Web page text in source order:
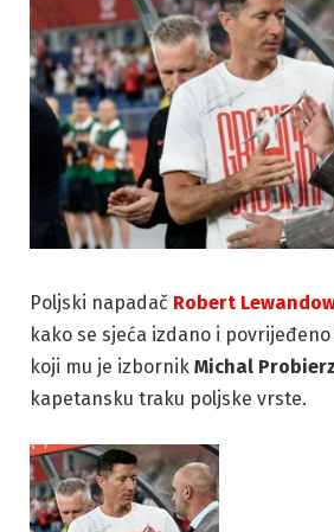
Poljski napadač Robert
kako se sjeća izdano i
koji mu je izbornik Michal Probierz
kapetansku traku poljske vrste.